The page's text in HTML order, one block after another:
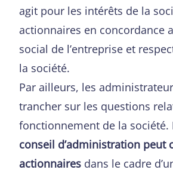
agit pour les intérêts de la
actionnaires en concordance
social de l’entreprise et
la société.
Par ailleurs, les
trancher sur les questions
fonctionnement de la société.
conseil d’administration peut
actionnaires dans le cadre